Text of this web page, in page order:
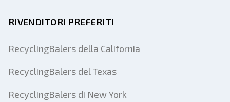
RIVENDITORI PREFERITI
RecyclingBalers della California
RecyclingBalers del Texas
RecyclingBalers di New York